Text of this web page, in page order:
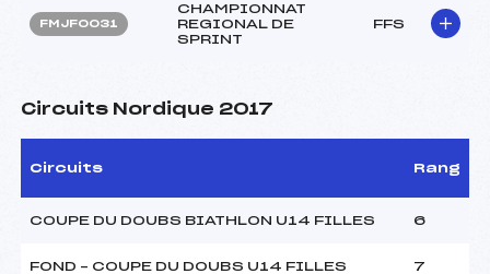
FMJF0031
CHAMPIONNAT
REGIONAL DE
SPRINT
FFS
Circuits Nordique 2017
Circuits Rang
COUPE DU DOUBS BIATHLON U14 FILLES 6
FOND – COUPE DU DOUBS U14 FILLES 7